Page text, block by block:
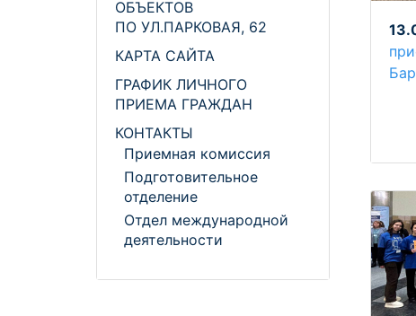
ОБЪЕКТОВ
ПО УЛ.ПАРКОВАЯ, 62
КАРТА САЙТА
ГРАФИК ЛИЧНОГО
ПРИЕМА ГРАЖДАН
КОНТАКТЫ
Приемная комиссия
Подготовительное
отделение
Отдел международной
деятельности